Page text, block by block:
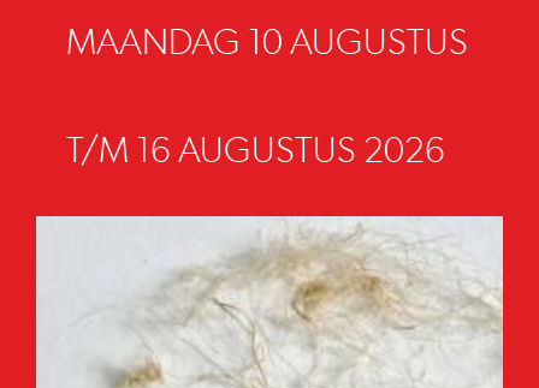
MAANDAG 10 AUGUSTUS
T/M 16 AUGUSTUS 2026